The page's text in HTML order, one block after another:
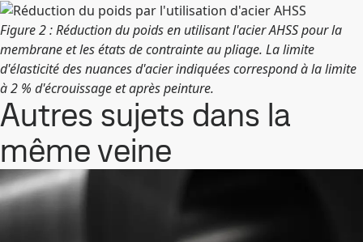
Figure 2 : Réduction du poids en utilisant l'acier AHSS pour la
membrane et les états de contrainte au pliage. La limite
d'élasticité des nuances d'acier indiquées correspond à la limite
à 2 % d'écrouissage et après peinture.
Autres sujets dans la
même veine